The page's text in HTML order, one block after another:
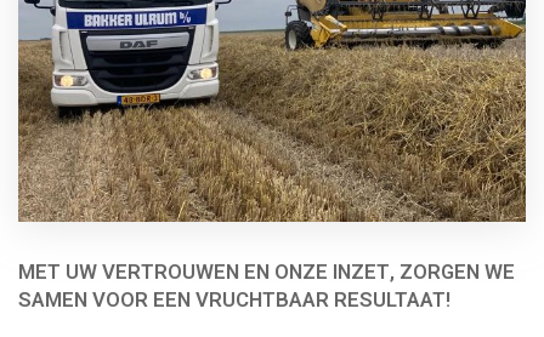
MET UW VERTROUWEN EN ONZE INZET, ZORGEN WE
SAMEN VOOR EEN VRUCHTBAAR RESULTAAT!